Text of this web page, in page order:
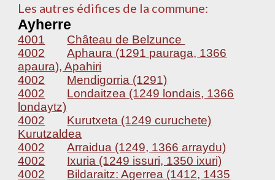
Les autres édifices de la commune:
Ayherre
4001
Château de Belzunce
4002
Aphaura (1291 pauraga, 1366
apaura), Apahiri
4002
Mendigorria (1291)
4002
Londaitzea (1249 londais, 1366
londaytz)
4002
Kurutxeta (1249 curuchete)
Kurutzaldea
4002
Arraidua (1249, 1366 arraydu)
4002
Ixuria (1249 issuri, 1350 ixuri)
4002
Bildaraitz: Agerrea (1412, 1435